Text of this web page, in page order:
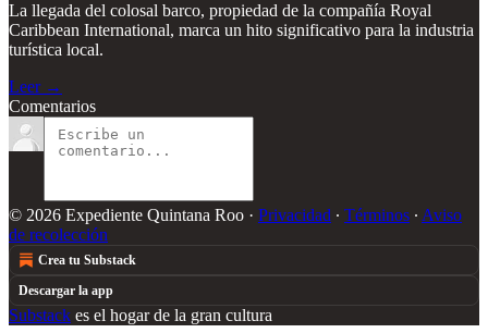
La llegada del colosal barco, propiedad de la compañía Royal
Caribbean International, marca un hito significativo para la industria
turística local.
Leer →
Comentarios
© 2026 Expediente Quintana Roo · Privacidad ∙ Términos ∙ Aviso
de recolección
Crea tu Substack
Descargar la app
Substack es el hogar de la gran cultura